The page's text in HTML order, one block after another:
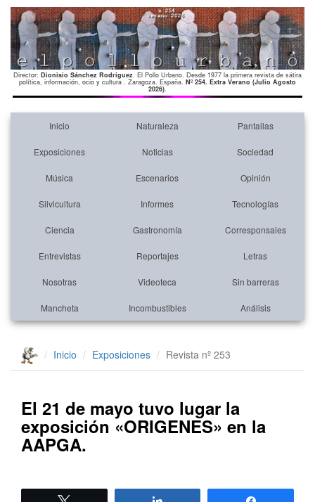
Director: Dionisio Sánchez Rodríguez. El Pollo Urbano. Desde 1977 la primera revista de sátira
política, información, ocio y cultura . Zaragoza. España. Nº 254. Extra Verano (Julio Agosto
2026).
Inicio Naturaleza Pantallas
Exposiciones Noticias Sociedad
Música Escenarios Opinión
Silvicultura Informes Tecnologías
Ciencia Gastronomía Corresponsales
Entrevistas Reportajes Letras
Nosotras Videoteca Sin barreras
Mancheta Incombustibles Análisis
Inicio Exposiciones Revista nº 253
El 21 de mayo tuvo lugar la
exposición «ORIGENES» en la
AAPGA.